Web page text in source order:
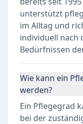
unterstützt
im Alltag und
individuell nach
Bedürfnissen
Wie kann ein
werden?
Ein Pflegegrad
bei der